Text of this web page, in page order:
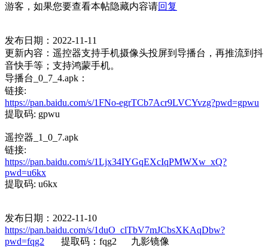
游客，如果您要查看本帖隐藏内容请回复
发布日期：2022-11-11
更新内容：遥控器支持手机摄像头投屏到导播台，再推流到抖
音快手等；支持鸿蒙手机。
导播台_0_7_4.apk：
链接:
https://pan.baidu.com/s/1FNo-egrTCb7Acr9LVCYvzg?pwd=gpwu
提取码: gpwu
遥控器_1_0_7.apk
链接:
https://pan.baidu.com/s/1Ljx34IYGqEXcIqPMWXw_xQ?
pwd=u6kx
提取码: u6kx
发布日期：2022-11-10
https://pan.baidu.com/s/1duO_clTbV7mJCbsXKAqDbw?
pwd=fqg2 提取码：fqg2 九影镜像